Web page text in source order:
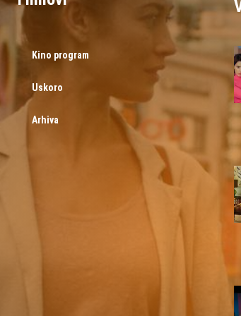
Kino program
Uskoro
Arhiva